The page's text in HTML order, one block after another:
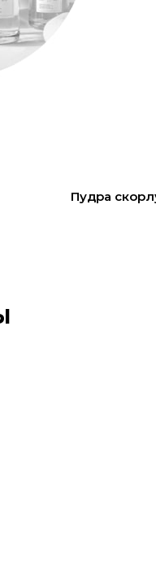
Пудра